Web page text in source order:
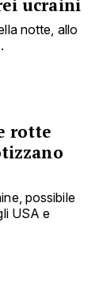
ucraini
notte, allo
rotte
possibile
USA e